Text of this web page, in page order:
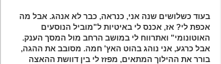
בעוד כשלושים שנה אני, כנראה, כבר לא אנהג. אבל מה
אכפת לי? אז, אכנס לי באיטיות ל"מוביל הנוסעים
האוטונומי" ואתרווח לי במושב הרחב מול המסך הענק.
אבלכרגע, אני נוהג בהוט האץ' חמה. מסובב את ההגה,
בורר את ההילוך המתאים, מפזז לי בין דוושת ההאצה